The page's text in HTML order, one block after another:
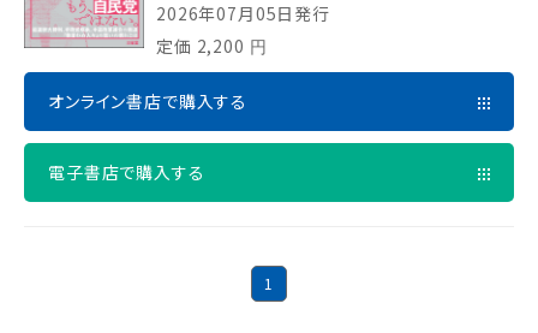
2026年07月05日発行
定価 2,200 円
オンライン書店で購入する
電子書店で購入する
1